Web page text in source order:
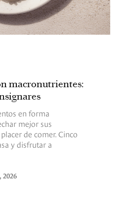
macronutrientes:
en forma
mejor sus
de comer. Cinco
y disfrutar a
2026